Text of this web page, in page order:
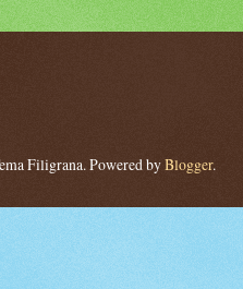
Filigrana. Powered byBlogger.